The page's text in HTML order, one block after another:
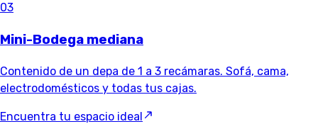
03
Mini-Bodega mediana
Contenido de un depa de 1 a 3 recámaras. Sofá, cama,
electrodomésticos y todas tus cajas.
Encuentra tu espacio ideal